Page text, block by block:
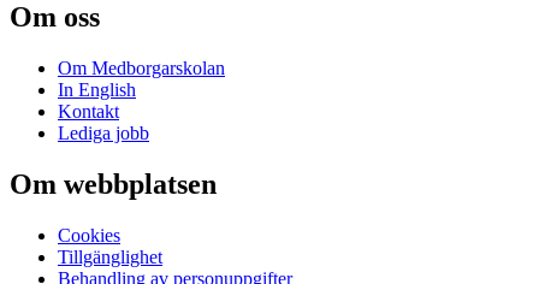
Om oss
Om Medborgarskolan
In English
Kontakt
Lediga jobb
Om webbplatsen
Cookies
Tillgänglighet
Behandling av personuppgifter